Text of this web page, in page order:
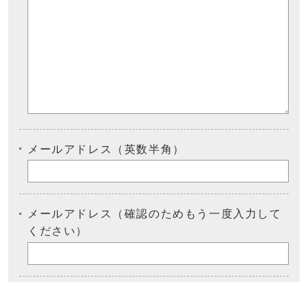
メールアドレス（英数半角）
メールアドレス（確認のためもう一度入力して
ください）